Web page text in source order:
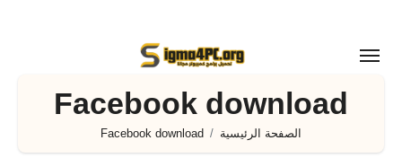
المحتوى
Facebook download
الصفحة الرئيسية Facebook download